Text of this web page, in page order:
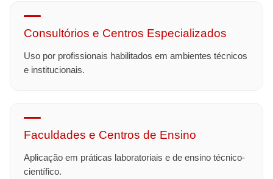
Consultórios e Centros Especializados
Uso por profissionais habilitados em ambientes técnicos
e institucionais.
Faculdades e Centros de Ensino
Aplicação em práticas laboratoriais e de ensino técnico-
científico.